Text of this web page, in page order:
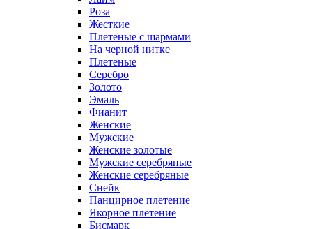
Роза
Жесткие
Плетеные с шармами
На черной нитке
Плетеные
Серебро
Золото
Эмаль
Фианит
Женские
Мужские
Женские золотые
Мужские серебряные
Женские серебряные
Снейк
Панцирное плетение
Якорное плетение
Бисмарк